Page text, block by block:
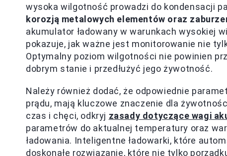
wysoka wilgotność prowadzi do kondensacji
korozją metalowych elementów oraz
akumulator ładowany w warunkach wysokiej
pokazuje, jak ważne jest monitorowanie nie
Optymalny poziom wilgotności nie powinien
dobrym stanie i przedłużyć jego żywotność.
Należy również dodać, że odpowiednie
prądu, mają kluczowe znaczenie dla
czas i chęci, odkryj zasady dotyczące wagi
parametrów do aktualnej temperatury oraz
ładowania. Inteligentne ładowarki, które
doskonałe rozwiązanie, które nie tylko